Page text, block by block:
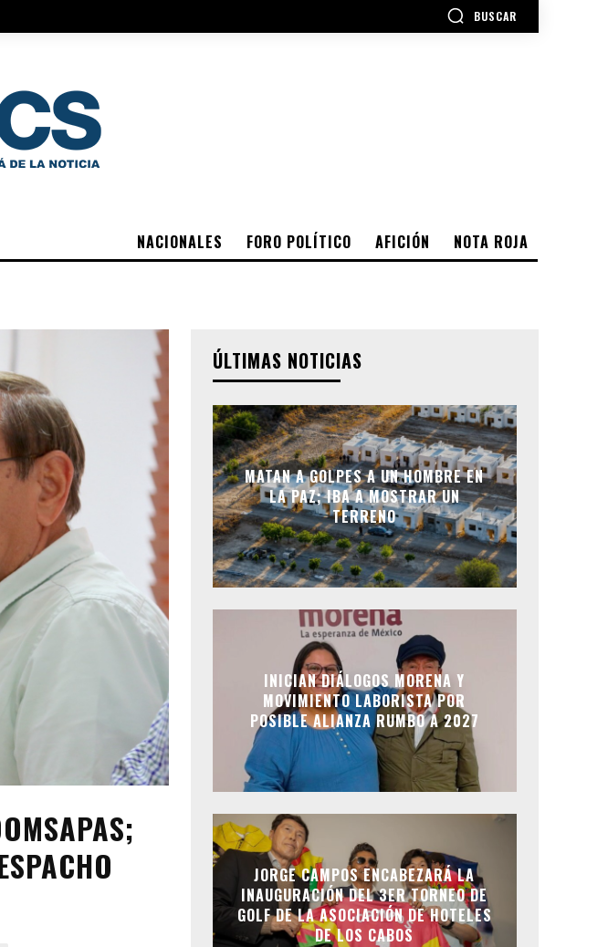
BUSCAR
NACIONALES FORO POLÍTICO AFICIÓN NOTA ROJA
ÚLTIMAS NOTICIAS
MATAN A GOLPES A UN HOMBRE EN
LA PAZ; IBA A MOSTRAR UN
TERRENO
INICIAN DIÁLOGOS MORENA Y
MOVIMIENTO LABORISTA POR
POSIBLE ALIANZA RUMBO A 2027
JORGE CAMPOS ENCABEZARÁ LA
INAUGURACIÓN DEL 3ER TORNEO DE
GOLF DE LA ASOCIACIÓN DE HOTELES
DE LOS CABOS